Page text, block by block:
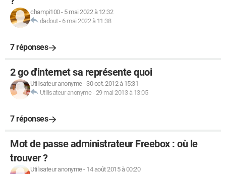
champi100- 5 mai 2022 à 12:32
dadout- 6 mai 2022 à 11:38
7 réponses
2 go d'internet sa représente quoi
Utilisateur anonyme- 30 oct. 2012 à 15:31
Utilisateur anonyme-29 mai 2013 à 13:05
7 réponses
Mot de passe administrateur Freebox : où le
trouver ?
Utilisateur anonyme- 14 août 2015 à 00:20